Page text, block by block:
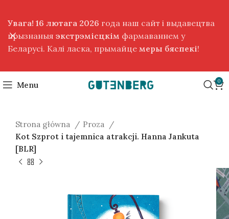
Menu 0
Strona główna
Proza
Kot Szprot i tajemnica atrakcji. Hanna Jankuta
[BLR]
Увага! 16 лютага 2026 года наш сайт і выдавецтва
прызнаныя экстрэмісцкім фармаваннем у
Беларусі. Калі ласка, прымайце меры бяспекі!